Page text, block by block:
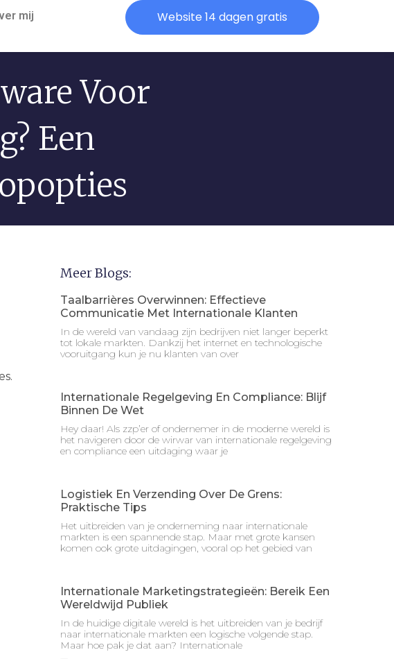
mij Website 14 dagen gratis
Voor
Een
Meer Blogs:
Taalbarrières Overwinnen: Effectieve
Communicatie Met Internationale Klanten
In de wereld van vandaag zijn bedrijven niet langer beperkt
tot lokale markten. Dankzij het internet en technologische
vooruitgang kun je nu klanten van over
Internationale Regelgeving En Compliance: Blijf
Binnen De Wet
Hey daar! Als zzp’er of ondernemer in de moderne wereld is
het navigeren door de wirwar van internationale regelgeving
en compliance een uitdaging waar je
Logistiek En Verzending Over De Grens:
Praktische Tips
Het uitbreiden van je onderneming naar internationale
markten is een spannende stap. Maar met grote kansen
komen ook grote uitdagingen, vooral op het gebied van
Internationale Marketingstrategieën: Bereik Een
Wereldwijd Publiek
In de huidige digitale wereld is het uitbreiden van je bedrijf
naar internationale markten een logische volgende stap.
Maar hoe pak je dat aan? Internationale